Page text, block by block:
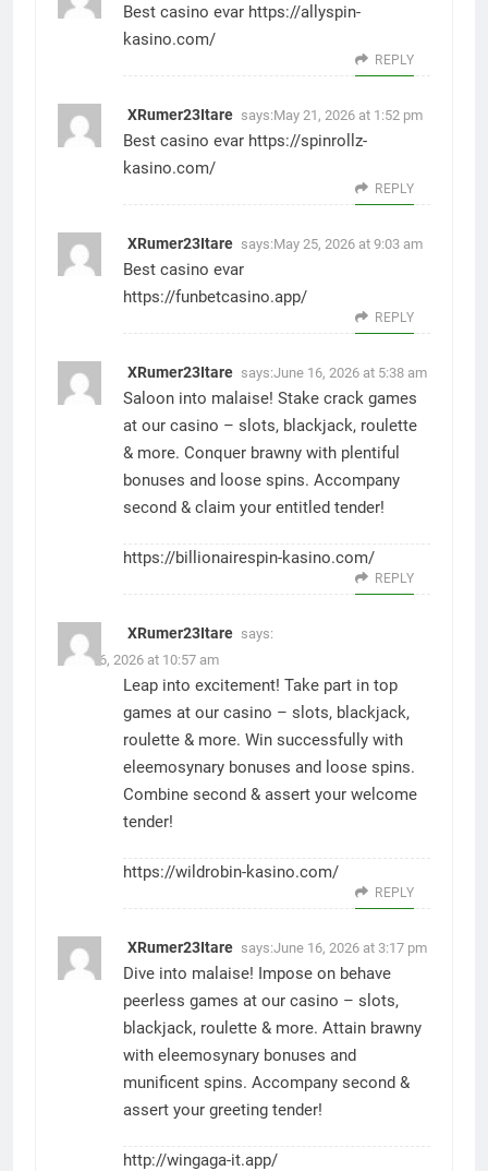
Best casino evar https://allyspin-
kasino.com/
REPLY
XRumer23Itare says:May 21, 2026 at 1:52 pm
Best casino evar https://spinrollz-
kasino.com/
REPLY
XRumer23Itare says:May 25, 2026 at 9:03 am
Best casino evar
https://funbetcasino.app/
REPLY
XRumer23Itare says:June 16, 2026 at 5:38 am
Saloon into malaise! Stake crack games
at our casino – slots, blackjack, roulette
& more. Conquer brawny with plentiful
bonuses and loose spins. Accompany
second & claim your entitled tender!
https://billionairespin-kasino.com/
REPLY
XRumer23Itare says:
June 16, 2026 at 10:57 am
Leap into excitement! Take part in top
games at our casino – slots, blackjack,
roulette & more. Win successfully with
eleemosynary bonuses and loose spins.
Combine second & assert your welcome
tender!
https://wildrobin-kasino.com/
REPLY
XRumer23Itare says:June 16, 2026 at 3:17 pm
Dive into malaise! Impose on behave
peerless games at our casino – slots,
blackjack, roulette & more. Attain brawny
with eleemosynary bonuses and
munificent spins. Accompany second &
assert your greeting tender!
http://wingaga-it.app/